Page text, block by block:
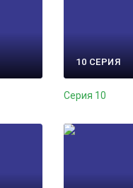
10 СЕРИЯ
Серия 10